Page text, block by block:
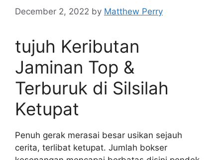
December 2, 2022 by Matthew Perry
tujuh Keributan
Jaminan Top &
Terburuk di Silsilah
Ketupat
Penuh gerak merasai besar usikan sejauh
cerita, terlibat ketupat. Jumlah bokser